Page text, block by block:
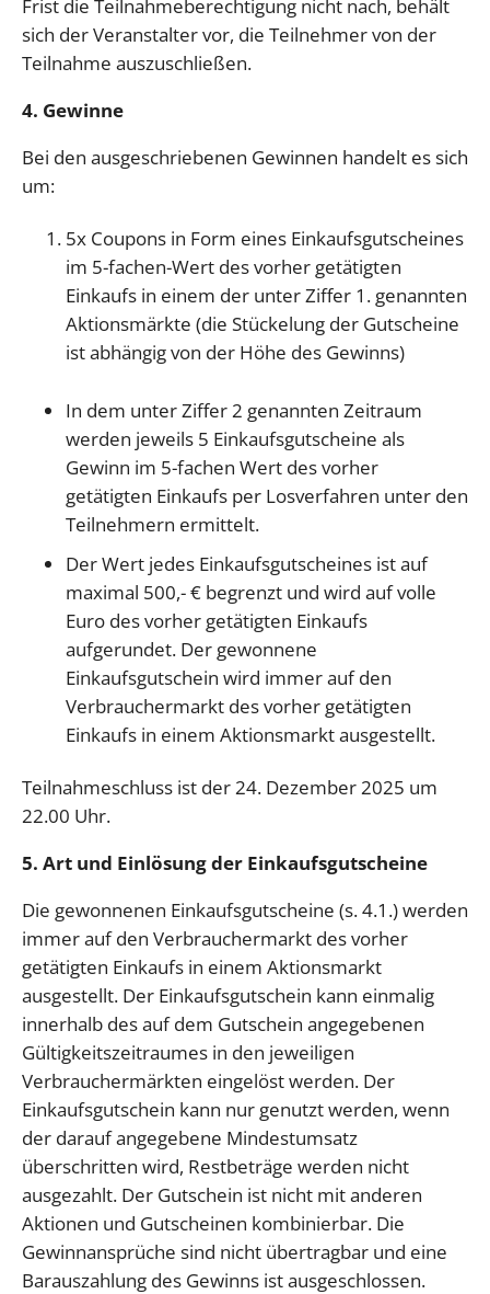
Frist die Teilnahmeberechtigung nicht nach, behält
sich der Veranstalter vor, die Teilnehmer von der
Teilnahme auszuschließen.
4. Gewinne
Bei den ausgeschriebenen Gewinnen handelt es sich
um:
5x Coupons in Form eines Einkaufsgutscheines
im 5-fachen-Wert des vorher getätigten
Einkaufs in einem der unter Ziffer 1. genannten
Aktionsmärkte (die Stückelung der Gutscheine
ist abhängig von der Höhe des Gewinns)
In dem unter Ziffer 2 genannten Zeitraum
werden jeweils 5 Einkaufsgutscheine als
Gewinn im 5-fachen Wert des vorher
getätigten Einkaufs per Losverfahren unter den
Teilnehmern ermittelt.
Der Wert jedes Einkaufsgutscheines ist auf
maximal 500,- € begrenzt und wird auf volle
Euro des vorher getätigten Einkaufs
aufgerundet. Der gewonnene
Einkaufsgutschein wird immer auf den
Verbrauchermarkt des vorher getätigten
Einkaufs in einem Aktionsmarkt ausgestellt.
Teilnahmeschluss ist der 24. Dezember 2025 um
22.00 Uhr.
5. Art und Einlösung der Einkaufsgutscheine
Die gewonnenen Einkaufsgutscheine (s. 4.1.) werden
immer auf den Verbrauchermarkt des vorher
getätigten Einkaufs in einem Aktionsmarkt
ausgestellt. Der Einkaufsgutschein kann einmalig
innerhalb des auf dem Gutschein angegebenen
Gültigkeitszeitraumes in den jeweiligen
Verbrauchermärkten eingelöst werden. Der
Einkaufsgutschein kann nur genutzt werden, wenn
der darauf angegebene Mindestumsatz
überschritten wird, Restbeträge werden nicht
ausgezahlt. Der Gutschein ist nicht mit anderen
Aktionen und Gutscheinen kombinierbar. Die
Gewinnansprüche sind nicht übertragbar und eine
Barauszahlung des Gewinns ist ausgeschlossen.